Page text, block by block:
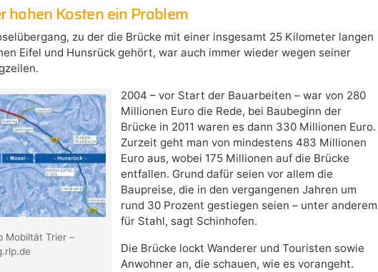
hohen Kosten ein Problem
zu der die Brücke mit einer insgesamt 25 Kilometer langen
Eifel und Hunsrück gehört, war auch immer wieder wegen seiner
Mobiltät Trier –
2004 – vor Start der Bauarbeiten – war von 280
Millionen Euro die Rede, bei Baubeginn der
Brücke in 2011 waren es dann 330 Millionen Euro.
Zurzeit geht man von mindestens 483 Millionen
Euro aus, wobei 175 Millionen auf die Brücke
entfallen. Grund dafür seien vor allem die
Baupreise, die in den vergangenen Jahren um
rund 30 Prozent gestiegen seien – unter anderem
für Stahl, sagt Schinhofen.
Die Brücke lockt Wanderer und Touristen sowie
Anwohner an, die schauen, wie es vorangeht.